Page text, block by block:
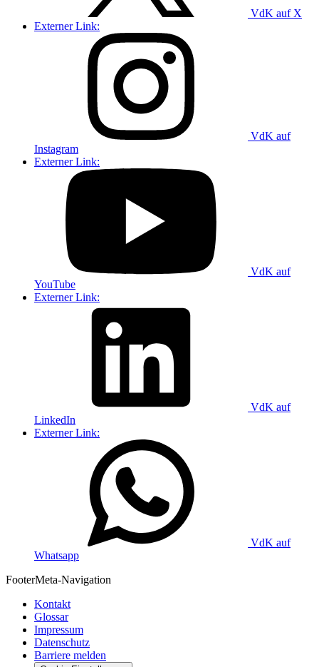
VdK auf X
Externer Link:
VdK auf
Instagram
Externer Link:
VdK auf
YouTube
Externer Link:
VdK auf
LinkedIn
Externer Link:
VdK auf
Whatsapp
FooterMeta-Navigation
Kontakt
Glossar
Impressum
Datenschutz
Barriere melden